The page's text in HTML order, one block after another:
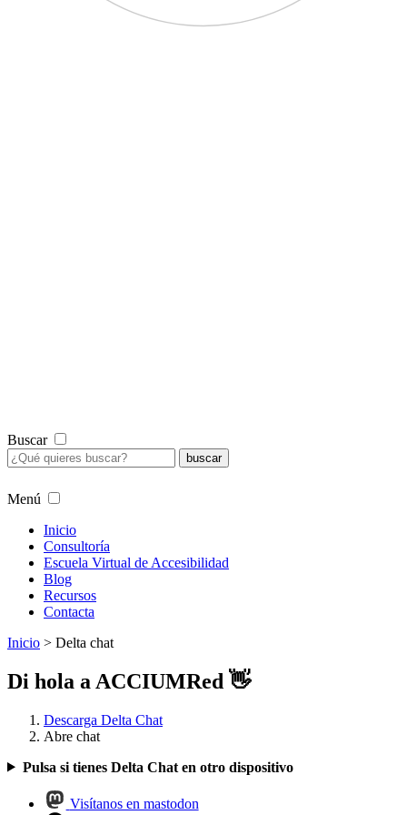
Buscar
Menú
Inicio
Consultoría
Escuela Virtual de Accesibilidad
Blog
Recursos
Contacta
Inicio > Delta chat
Di hola a ACCIUMRed 👋
Descarga Delta Chat
Abre chat
Pulsa si tienes Delta Chat en otro dispositivo
Visítanos en mastodon